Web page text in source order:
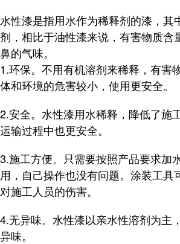
水性漆是指用水作为稀释剂的漆，其
剂，相比于油性漆来说，有害物质含
鼻的气味。
1.环保。不用有机溶剂来稀释，有害
体和环境的危害较小，使用更安全。
2.安全。水性漆用水稀释，降低了施
运输过程中也更安全。
3.施工方便。只需要按照产品要求加
用，自己操作也没有问题。涂装工具
对施工人员的伤害。
4.无异味。水性漆以亲水性溶剂为主
异味。